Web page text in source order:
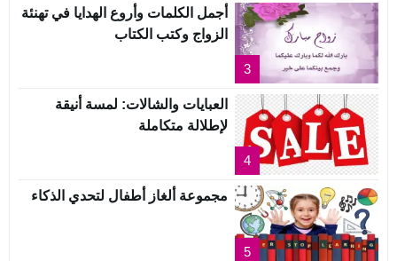
3
أجمل الكلمات وأروع الهدايا في تهنئة
الزواج وكتب الكتاب
4
العبايات والشالات: لمسة أنيقة
لإطلالة متكاملة
5
مجموعة ألغاز أطفال لتحدي الذكاء